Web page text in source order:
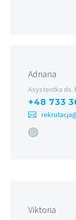
Adriana
Asystentka ds.
+48 733
Viktoria